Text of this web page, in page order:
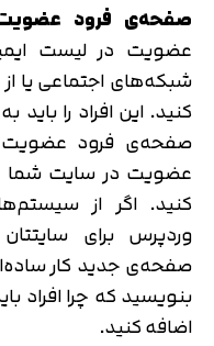
صفحه‌ی فرود
عضویت در لیست
شبکه‌های اجتماعی یا
کنید. این افراد را
صفحه‌ی فرود
عضویت در سایت شما
کنید. اگر از
وردپرس برای
صفحه‌ی جدید کار
بنویسید که چرا
اضافه کنید.